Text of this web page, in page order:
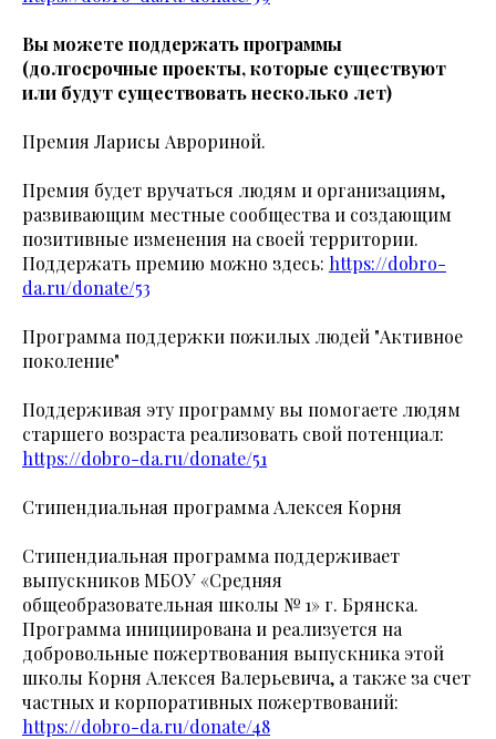
Вы можете поддержать программы
(долгосрочные проекты, которые существуют
или будут существовать несколько лет)
Премия Ларисы Аврориной.
Премия будет вручаться людям и организациям,
развивающим местные сообщества и создающим
позитивные изменения на своей территории.
Поддержать премию можно здесь: https://dobro-
da.ru/donate/53
Программа поддержки пожилых людей "Активное
поколение"
Поддерживая эту программу вы помогаете людям
старшего возраста реализовать свой потенциал:
https://dobro-da.ru/donate/51
Стипендиальная программа Алексея Корня
Стипендиальная программа поддерживает
выпускников МБОУ «Средняя
общеобразовательная школы № 1» г. Брянска.
Программа инициирована и реализуется на
добровольные пожертвования выпускника этой
школы Корня Алексея Валерьевича, а также за счет
частных и корпоративных пожертвований:
https://dobro-da.ru/donate/48